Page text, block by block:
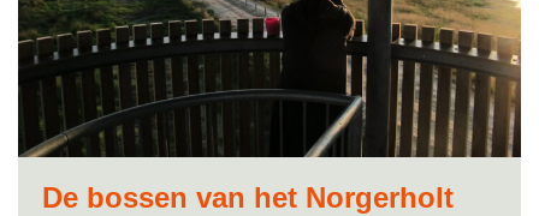
De bossen van het Norgerholt